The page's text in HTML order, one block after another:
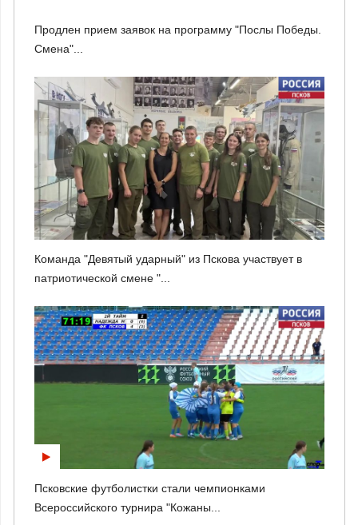
Продлен прием заявок на программу "Послы Победы.
Смена"...
Команда "Девятый ударный" из Пскова участвует в
патриотической смене "...
Псковские футболистки стали чемпионками
Всероссийского турнира "Кожаны...